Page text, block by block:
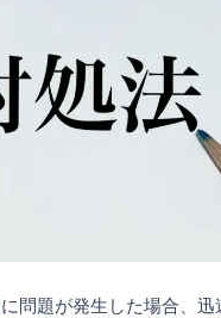
問題が発生した場合、